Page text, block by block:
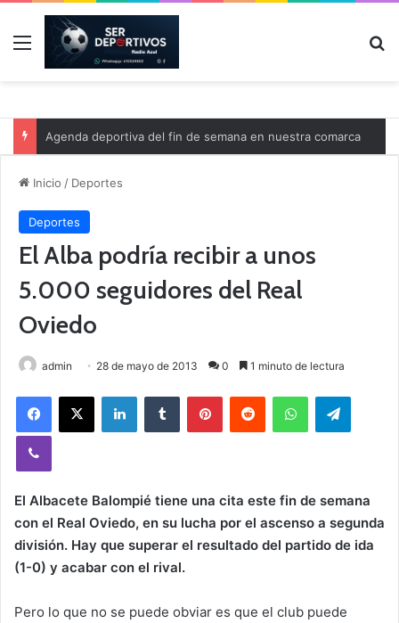
Menú
Agenda deportiva del fin de semana en nuestra comarca
Inicio / Deportes
Deportes
El Alba podría recibir a unos
5.000 seguidores del Real
Oviedo
admin 28 de mayo de 2013 0 1 minuto de lectura
El Albacete Balompié tiene una cita este fin de semana
con el Real Oviedo, en su lucha por el ascenso a segunda
división. Hay que superar el resultado del partido de ida
(1-0) y acabar con el rival.
Pero lo que no se puede obviar es que el club puede